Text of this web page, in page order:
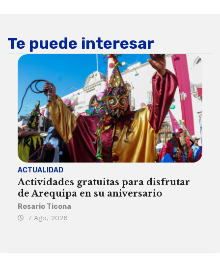
Te puede interesar
ACTUALIDAD
Actividades gratuitas para disfrutar
de Arequipa en su aniversario
Rosario Ticona
7 Ago, 2026